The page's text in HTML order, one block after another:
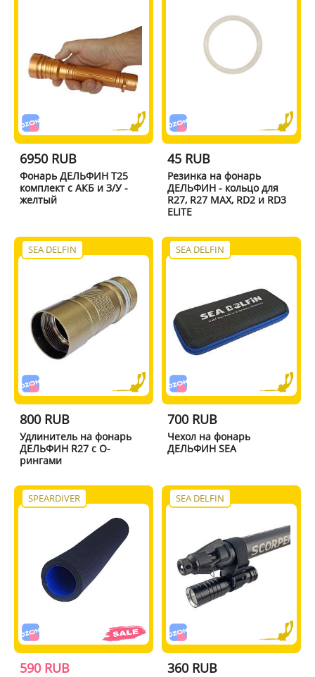
6950 RUB
Фонарь ДЕЛЬФИН T25
комплект с АКБ и З/У -
желтый
45 RUB
Резинка на фонарь
ДЕЛЬФИН - кольцо для
R27, R27 MAX, RD2 и RD3
ELITE
SEA DELFIN
800 RUB
Удлинитель на фонарь
ДЕЛЬФИН R27 с О-
рингами
SEA DELFIN
700 RUB
Чехол на фонарь
ДЕЛЬФИН SEA
SPEARDIVER
590 RUB
SEA DELFIN
360 RUB